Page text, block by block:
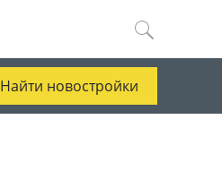
Найти новостройки